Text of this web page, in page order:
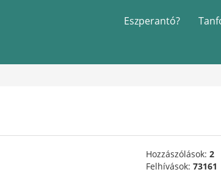
Eszperantó?
Hozzászólások: 2
Felhívások: 73161